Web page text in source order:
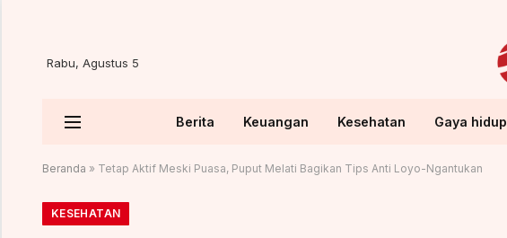
Rabu, Agustus 5
Berita Keuangan Kesehatan Gaya hidup
Beranda » Tetap Aktif Meski Puasa, Puput Melati Bagikan Tips Anti Loyo-Ngantukan
KESEHATAN